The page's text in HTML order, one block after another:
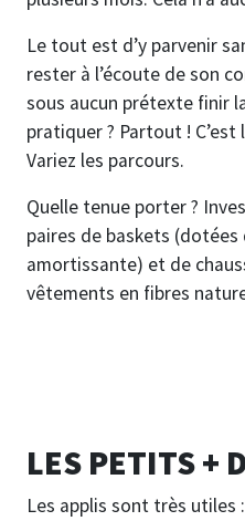
Le tout est d’y parvenir
rester à l’écoute de son
sous aucun prétexte finir
pratiquer ? Partout ! C’est
Variez les parcours.
Quelle tenue porter ?
paires de baskets (dotées
amortissante) et de
vêtements en fibres
LES PETITS +
Les applis sont très utiles